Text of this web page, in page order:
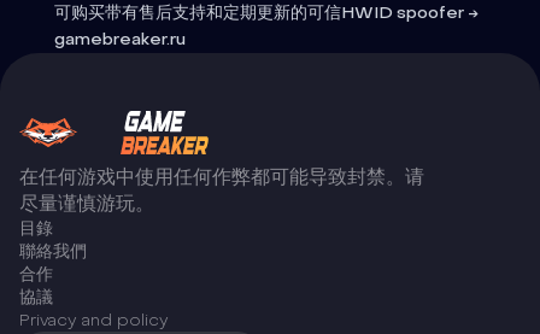
可购买带有售后支持和定期更新的可信HWID spoofer →
gamebreaker.ru
在任何游戏中使用任何作弊都可能导致封禁。请
尽量谨慎游玩。
目錄
聯絡我們
合作
協議
Privacy and policy